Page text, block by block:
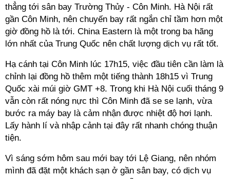
thẳng tới sân bay Trường Thủy - Côn Minh. Hà Nội rất
gần Côn Minh, nên chuyến bay rất ngắn chỉ tầm hơn một
giờ đồng hồ là tới. China Eastern là một trong ba hãng
lớn nhất của Trung Quốc nên chất lượng dịch vụ rất tốt.
Hạ cánh tại Côn Minh lúc 17h15, việc đầu tiên cần làm là
chỉnh lại đồng hồ thêm một tiếng thành 18h15 vì Trung
Quốc xài múi giờ GMT +8. Trong khi Hà Nội cuối tháng 9
vẫn còn rất nóng nực thì Côn Minh đã se se lạnh, vừa
bước ra máy bay là cảm nhận được nhiệt độ hơi lạnh.
Lấy hành lí và nhập cảnh tại đây rất nhanh chóng thuận
tiện.
Vì sáng sớm hôm sau mới bay tới Lệ Giang, nên nhóm
mình đã đặt một khách sạn ở gần sân bay, có dịch vụ